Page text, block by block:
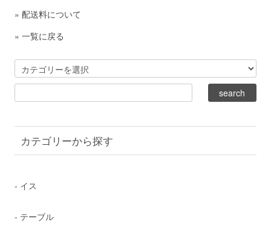
»配送料について
»一覧に戻る
カテゴリーから探す
- イス
- テーブル